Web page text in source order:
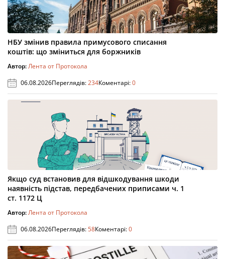
НБУ змінив правила примусового списання
коштів: що зміниться для боржників
Автор:Лента от Протокола
06.08.2026Переглядів:234Коментарі:0
Якщо суд встановив для відшкодування шкоди
наявність підстав, передбачених приписами ч. 1
ст. 1172 Ц
Автор:Лента от Протокола
06.08.2026Переглядів:58Коментарі:0